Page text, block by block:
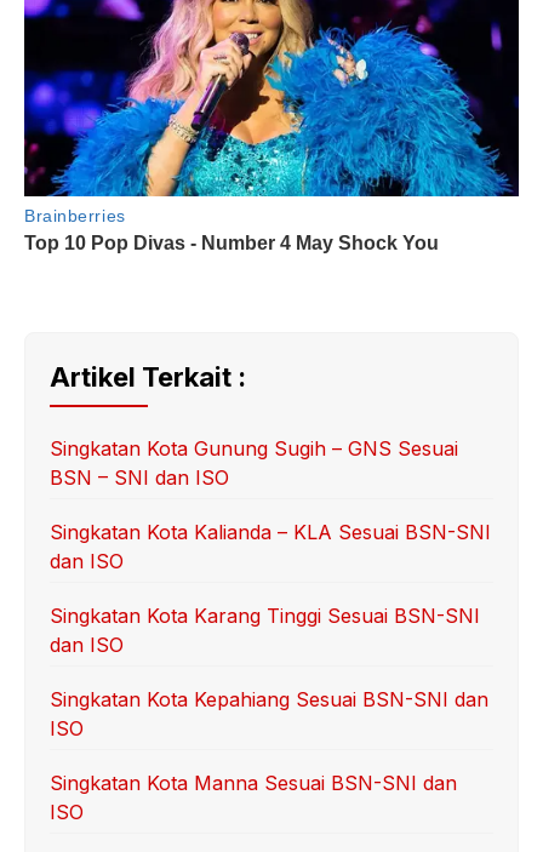
Artikel Terkait :
Singkatan Kota Gunung Sugih – GNS Sesuai
BSN – SNI dan ISO
Singkatan Kota Kalianda – KLA Sesuai BSN-SNI
dan ISO
Singkatan Kota Karang Tinggi Sesuai BSN-SNI
dan ISO
Singkatan Kota Kepahiang Sesuai BSN-SNI dan
ISO
Singkatan Kota Manna Sesuai BSN-SNI dan
ISO